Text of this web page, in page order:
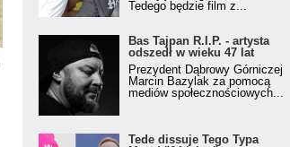
Tedego będzie film z...
Bas Tajpan R.I.P. - artysta
odszedł w wieku 47 lat
Prezydent Dąbrowy Górniczej
Marcin Bazylak za pomocą
mediów społecznościowych...
Tede dissuje Tego Typa